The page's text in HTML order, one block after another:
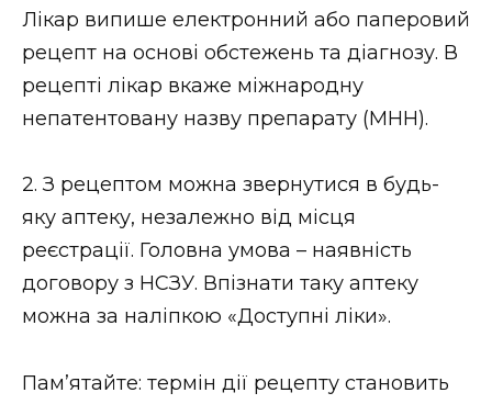
Лікар випише електронний або паперовий
рецепт на основі обстежень та діагнозу. В
рецепті лікар вкаже міжнародну
непатентовану назву препарату (МНН).
2. З рецептом можна звернутися в будь-
яку аптеку, незалежно від місця
реєстрації. Головна умова – наявність
договору з НСЗУ. Впізнати таку аптеку
можна за наліпкою «Доступні ліки».
Пам’ятайте: термін дії рецепту становить